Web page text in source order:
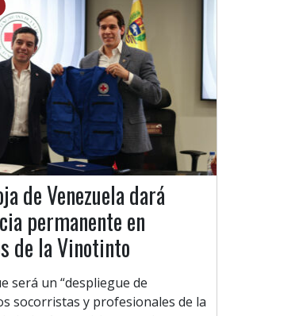
de Venezuela dará
permanente en
de la Vinotinto
será un “despliegue de
socorristas y profesionales de la